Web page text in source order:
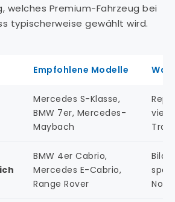
welches Premium-Fahrzeug bei
typischerweise gewählt wird.
Empfohlene Modelle
Mercedes S-Klasse,
BMW 7er, Mercedes-
Maybach
viel
BMW 4er Cabrio,
Mercedes E-Cabrio,
Range Rover
Note